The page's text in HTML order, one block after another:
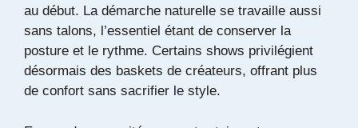
au début. La démarche naturelle se travaille aussi
sans talons, l’essentiel étant de conserver la
posture et le rythme. Certains shows privilégient
désormais des baskets de créateurs, offrant plus
de confort sans sacrifier le style.